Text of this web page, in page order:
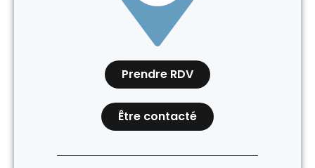
Prendre RDV
Être contacté